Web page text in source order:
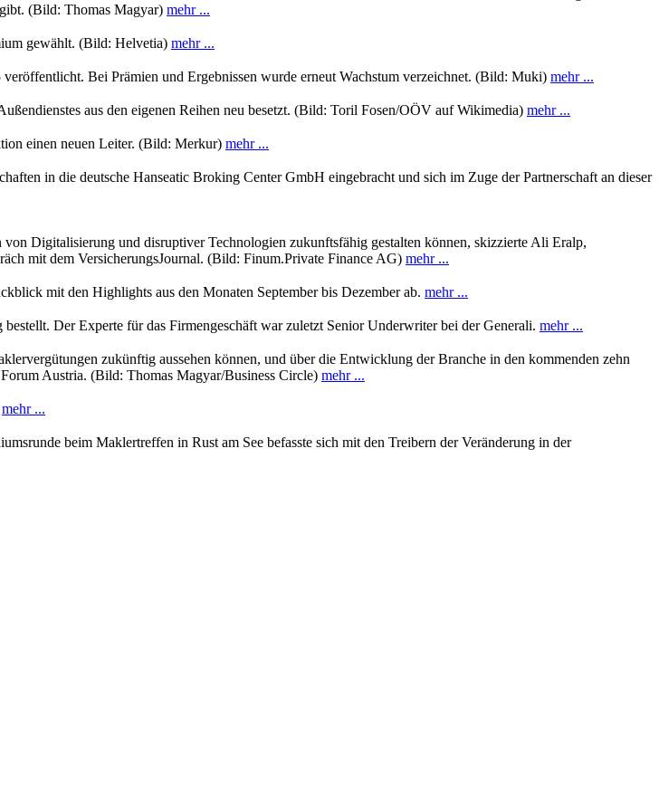
(Bild: Thomas Magyar) mehr ...
gewählt. (Bild: Helvetia) mehr ...
Bei Prämien und Ergebnissen wurde erneut Wachstum verzeichnet. (Bild: Muki) mehr ...
aus den eigenen Reihen neu besetzt. (Bild: Toril Fosen/OÖV auf Wikimedia) mehr ...
einen neuen Leiter. (Bild: Merkur) mehr ...
in die deutsche Hanseatic Broking Center GmbH eingebracht und sich im Zuge der Partnerschaft an dieser
Digitalisierung und disruptiver Technologien zukunftsfähig gestalten können, skizzierte Ali Eralp,
mit dem VersicherungsJournal. (Bild: Finum.Private Finance AG) mehr ...
mit den Highlights aus den Monaten September bis Dezember ab. mehr ...
Der Experte für das Firmengeschäft war zuletzt Senior Underwriter bei der Generali. mehr ...
zukünftig aussehen können, und über die Entwicklung der Branche in den kommenden zehn
Austria. (Bild: Thomas Magyar/Business Circle) mehr ...
mehr ...
beim Maklertreffen in Rust am See befasste sich mit den Treibern der Veränderung in der